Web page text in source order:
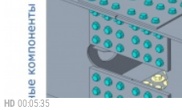
HD 00:05:35